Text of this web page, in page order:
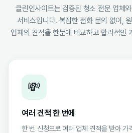
클린인사이트는 검증된 청소 전문 업체
서비스입니다. 복잡한 전화 문의 없이,
업체의 견적을 한눈에 비교하고 합리적인
💸
여러 견적 한 번에
한 번 신청으로 여러 업체 견적을 받아 가